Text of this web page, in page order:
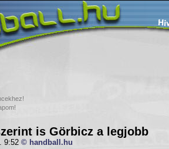
is Görbicz a legjobb
9:52 © handball.hu